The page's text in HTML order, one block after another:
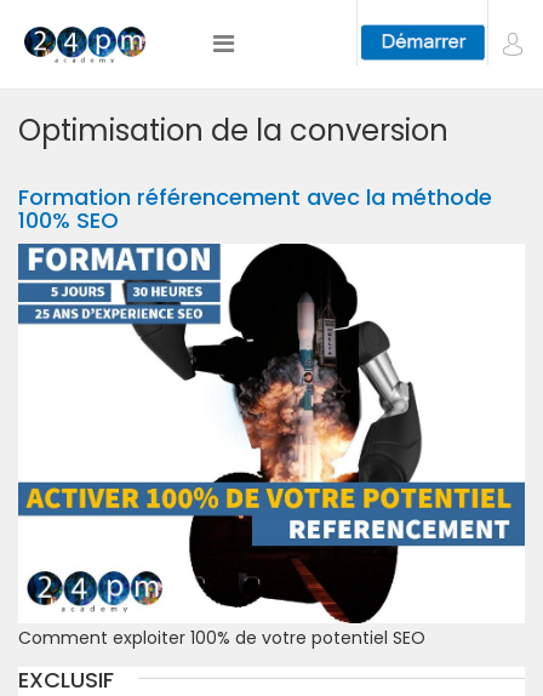
Optimisation de la conversion
Formation référencement avec la méthode
100% SEO
Comment exploiter 100% de votre potentiel SEO
EXCLUSIF